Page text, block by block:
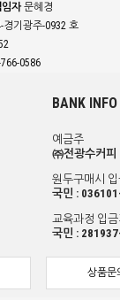
임자문혜경
경기광주-0932 호
0586
BANK INFO
예금주
㈜전광수커피
원두구매시
국민 :
교육과정 입
국민 :
상품문